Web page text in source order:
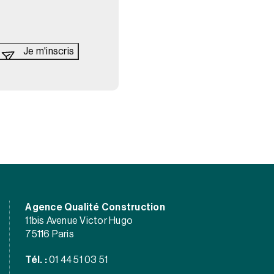
Agence Qualité Construction
11bis Avenue Victor Hugo
75116 Paris
Tél. : 01 44 51 03 51